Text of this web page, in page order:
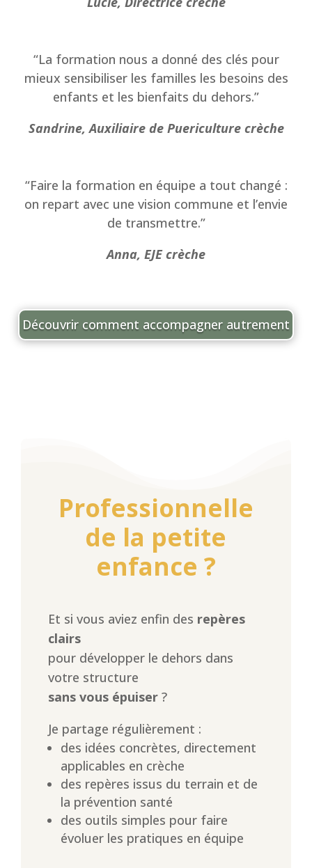
“La formation nous a donné des clés pour
mieux sensibiliser les familles les besoins des
enfants et les bienfaits du dehors.”
Sandrine, Auxiliaire de Puericulture crèche
“Faire la formation en équipe a tout changé :
on repart avec une vision commune et l’envie
de transmettre.”
Anna, EJE crèche
Découvrir comment accompagner autrement
Professionnelle
de la petite
enfance ?
Et si vous aviez enfin des repères
clairs
pour développer le dehors dans
votre structure
sans vous épuiser?
Je partage régulièrement :
des idées concrètes, directement
applicables en crèche
des repères issus du terrain et de
la prévention santé
des outils simples pour faire
évoluer les pratiques en équipe